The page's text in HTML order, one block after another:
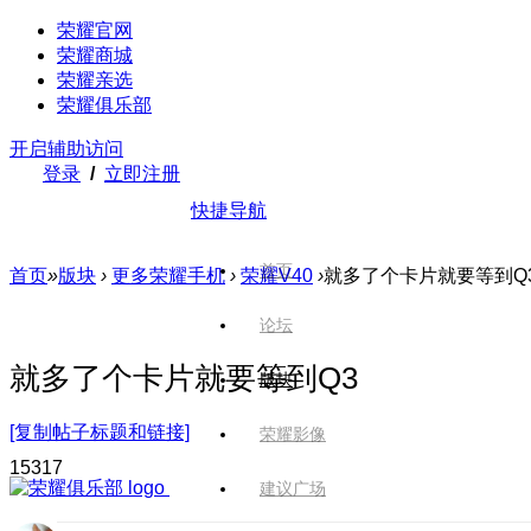
荣耀官网
荣耀商城
荣耀亲选
荣耀俱乐部
开启辅助访问
登录 / 立即注册
快捷导航
首页
论坛
版块
荣耀影像
建议广场
首页»版块 › 更多荣耀手机 › 荣耀V40 ›就多了个卡片就要等到
就多了个卡片就要等到Q3
[复制帖子标题和链接]
15317